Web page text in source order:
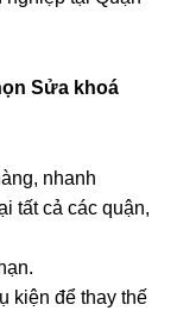
Sửa khoá
nhanh
tất cả các quận,
kiện để thay thế